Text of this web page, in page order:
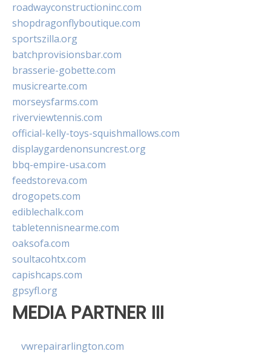
roadwayconstructioninc.com
shopdragonflyboutique.com
sportszilla.org
batchprovisionsbar.com
brasserie-gobette.com
musicrearte.com
morseysfarms.com
riverviewtennis.com
official-kelly-toys-squishmallows.com
displaygardenonsuncrest.org
bbq-empire-usa.com
feedstoreva.com
drogopets.com
ediblechalk.com
tabletennisnearme.com
oaksofa.com
soultacohtx.com
capishcaps.com
gpsyfl.org
MEDIA PARTNER III
vwrepairarlington.com